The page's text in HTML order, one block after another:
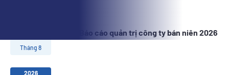
Tháng 8
ART: Báo cáo quản trị công ty bán niên 2026
2026